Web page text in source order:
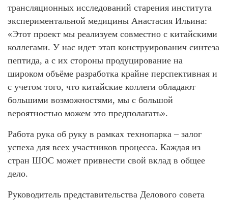
трансляционных исследований старения института
экспериментальной медицины Анастасия Ильина:
«Этот проект мы реализуем совместно с китайскими
коллегами. У нас идет этап конструированич синтеза
пептида, а с их стороны продуцирование на
широком объёме разработка крайне перспективная и
с учетом того, что китайские коллеги обладают
большими возможностями, мы с большой
вероятностью можем это предполагать».
Работа рука об руку в рамках технопарка – залог
успеха для всех участников процесса. Каждая из
стран ШОС может привнести свой вклад в общее
дело.
Руководитель представительства Делового совета